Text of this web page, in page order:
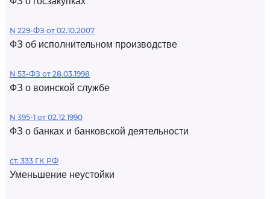
N 229-ФЗ от 02.10.2007
ФЗ об исполнительном производстве
N 53-ФЗ от 28.03.1998
ФЗ о воинской службе
N 395-1 от 02.12.1990
ФЗ о банках и банковской деятельности
ст. 333 ГК РФ
Уменьшение неустойки